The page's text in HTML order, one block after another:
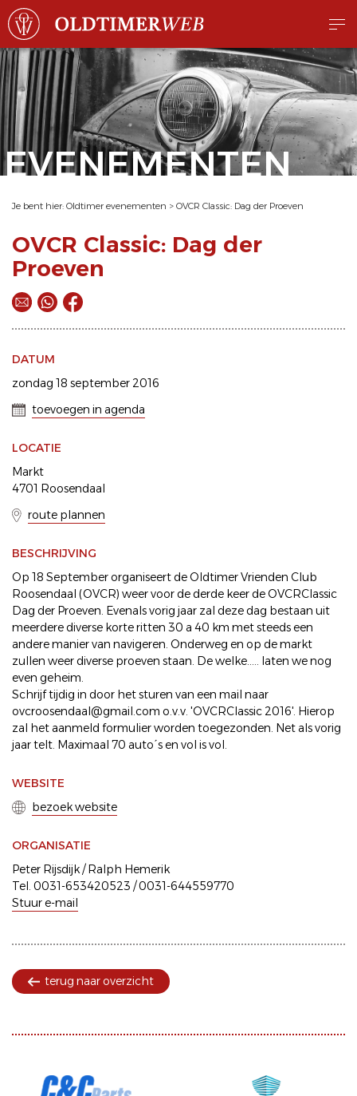
EVENEMENTEN
Je bent hier: Oldtimer evenementen > OVCR Classic: Dag der Proeven
OVCR Classic: Dag der
Proeven
DATUM
zondag 18 september 2016
toevoegen in agenda
LOCATIE
Markt
4701 Roosendaal
route plannen
BESCHRIJVING
Op 18 September organiseert de Oldtimer Vrienden Club
Roosendaal (OVCR) weer voor de derde keer de OVCRClassic
Dag der Proeven. Evenals vorig jaar zal deze dag bestaan uit
meerdere diverse korte ritten 30 a 40 km met steeds een
andere manier van navigeren. Onderweg en op de markt
zullen weer diverse proeven staan. De welke..... laten we nog
even geheim.
Schrijf tijdig in door het sturen van een mail naar
ovcroosendaal@gmail.com o.v.v. 'OVCRClassic 2016'. Hierop
zal het aanmeld formulier worden toegezonden. Net als vorig
jaar telt. Maximaal 70 auto´s en vol is vol.
WEBSITE
bezoek website
ORGANISATIE
Peter Rijsdijk / Ralph Hemerik
Tel. 0031-653420523 / 0031-644559770
Stuur e-mail
terug naar overzicht